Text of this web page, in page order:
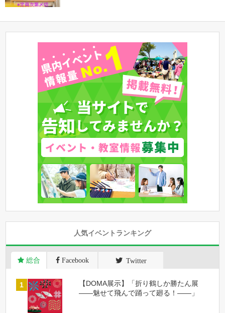
人気イベントランキング
総合 Facebook Twitter
【DOMA展示】「折り鶴しか勝たん展
――魅せて飛んで踊って廻る！――」